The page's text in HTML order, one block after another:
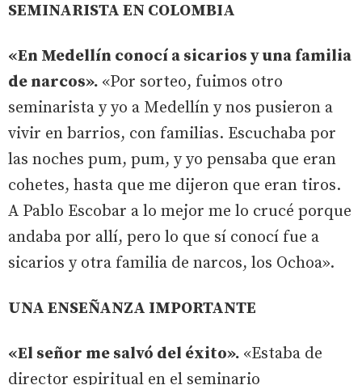
SEMINARISTA EN COLOMBIA
«En Medellín conocí a sicarios y una familia
de narcos». «Por sorteo, fuimos otro
seminarista y yo a Medellín y nos pusieron a
vivir en barrios, con familias. Escuchaba por
las noches pum, pum, y yo pensaba que eran
cohetes, hasta que me dijeron que eran tiros.
A Pablo Escobar a lo mejor me lo crucé porque
andaba por allí, pero lo que sí conocí fue a
sicarios y otra familia de narcos, los Ochoa».
UNA ENSEÑANZA IMPORTANTE
«El señor me salvó del éxito». «Estaba de
director espiritual en el seminario